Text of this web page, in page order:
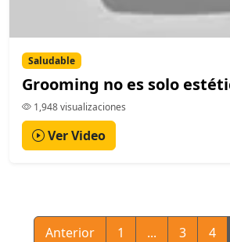
Saludable
Grooming no es solo
1,948 visualizaciones
Ver Video
Anterior 1 ... 3 4